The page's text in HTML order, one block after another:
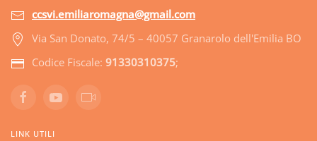
ccsvi.emiliaromagna@gmail.com
Via San Donato, 74/5 – 40057 Granarolo dell'Emilia BO
Codice Fiscale: 91330310375;
LINK UTILI